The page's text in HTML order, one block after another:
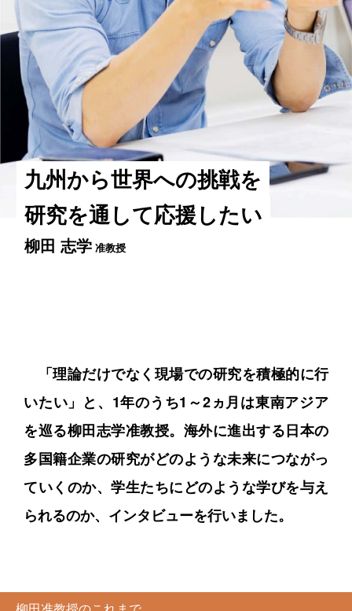
九州から世界への挑戦を
研究を通して応援したい
柳田 志学 准教授
「理論だけでなく現場での研究を積極的に行
いたい」と、1年のうち1～2ヵ月は東南アジア
を巡る柳田志学准教授。海外に進出する日本の
多国籍企業の研究がどのような未来につながっ
ていくのか、学生たちにどのような学びを与え
られるのか、インタビューを行いました。